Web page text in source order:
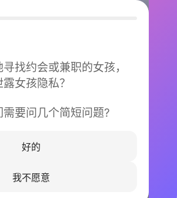
找约会或兼职的女孩，
女孩隐私？
要问几个简短问题?
好的
我不愿意
晚不再孤单
速匹配，马上认识身边的TA
立即下载